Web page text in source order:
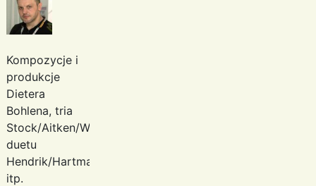
Kompozycje i
produkcje
Dietera
Bohlena, tria
Stock/Aitken/Waterman,
duetu
Hendrik/Hartmann
itp.